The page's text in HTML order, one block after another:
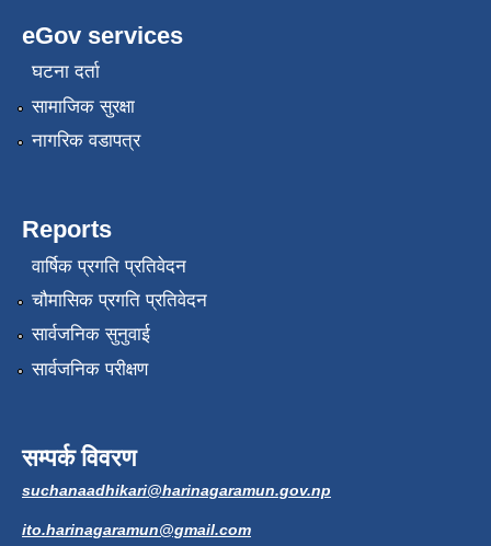
eGov services
घटना दर्ता
सामाजिक सुरक्षा
नागरिक वडापत्र
Reports
वार्षिक प्रगति प्रतिवेदन
चौमासिक प्रगति प्रतिवेदन
सार्वजनिक सुनुवाई
सार्वजनिक परीक्षण
सम्पर्क विवरण
suchanaadhikari@harinagaramun.gov.np
ito.harinagaramun@gmail.com